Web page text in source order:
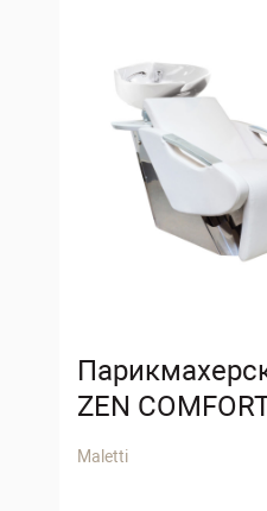
ZEN
Maletti